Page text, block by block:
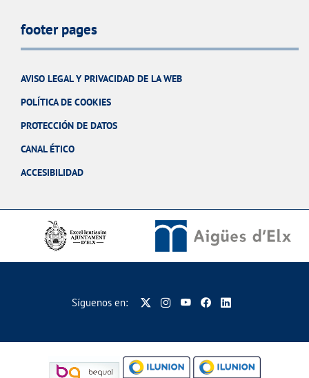
footer pages
AVISO LEGAL Y PRIVACIDAD DE LA WEB
POLÍTICA DE COOKIES
PROTECCIÓN DE DATOS
CANAL ÉTICO
ACCESIBILIDAD
Síguenos en: